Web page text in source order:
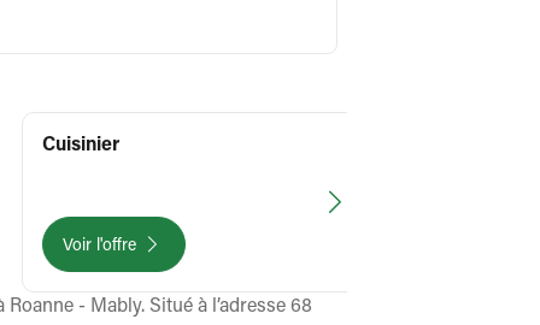
Cuisinier
Voir l'offre
- Mably. Situé à l’adresse 68